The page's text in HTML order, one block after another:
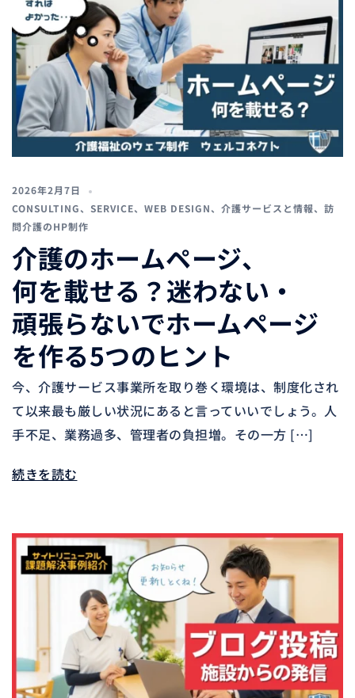
2026年2月7日
CONSULTING、 SERVICE、 WEB DESIGN、 介護サービスと情報、 訪
問介護のHP制作
介護のホームページ、
何を載せる？迷わない・
頑張らないでホームページ
を作る5つのヒント
今、介護サービス事業所を取り巻く環境は、制度化され
て以来最も厳しい状況にあると言っていいでしょう。人
手不足、業務過多、管理者の負担増。その一方 […]
続きを読む